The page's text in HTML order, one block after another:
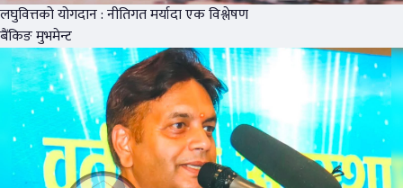
लघुवित्तको योगदान : नीतिगत मर्यादा एक विश्लेषण
बैंकिङ मुभमेन्ट